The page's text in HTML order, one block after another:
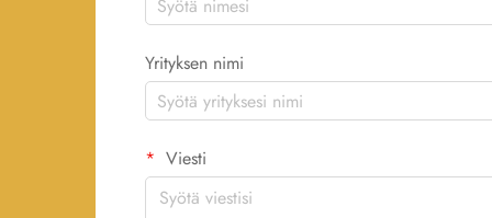
Yrityksen nimi
Viesti